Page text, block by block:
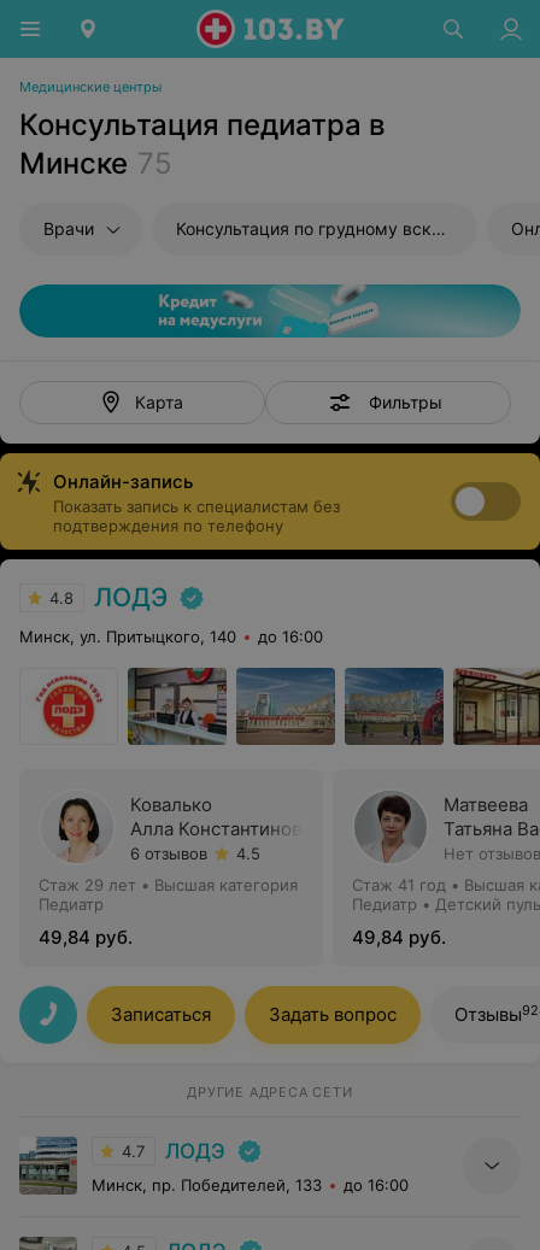
Медицинские центры
Консультация педиатра в
Минске 75
Врачи Консультация по грудному вскармливанию
Карта Фильтры
Онлайн-запись
Показать запись к специалистам без
подтверждения по телефону
4.8 ЛОДЭ
Минск, ул. Притыцкого, 140 до 16:00
Ковалько
Алла Константиновна
6 отзывов
4.5
Стаж 29 лет • Высшая категория
Педиатр
49,84 руб.
Матвеева
Татьяна
Нет отзывов
Стаж 41 год • Высшая
Педиатр • Детский
49,84 руб.
Записаться Задать вопрос Отзывы
ДРУГИЕ АДРЕСА СЕТИ
4.7 ЛОДЭ
Минск, пр. Победителей, 133 до 16:00